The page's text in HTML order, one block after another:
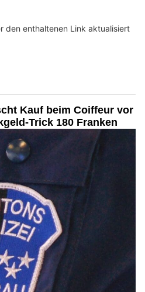
den enthaltenen Link aktualisiert
Kauf beim Coiffeur vor
Trick 180 Franken